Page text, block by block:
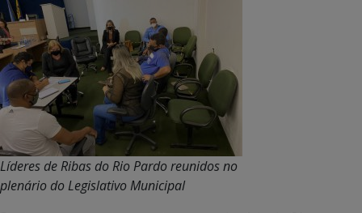
Líderes de Ribas do Rio Pardo reunidos no
plenário do Legislativo Municipal